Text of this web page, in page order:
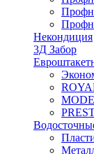
Некондиция
3Д Забор